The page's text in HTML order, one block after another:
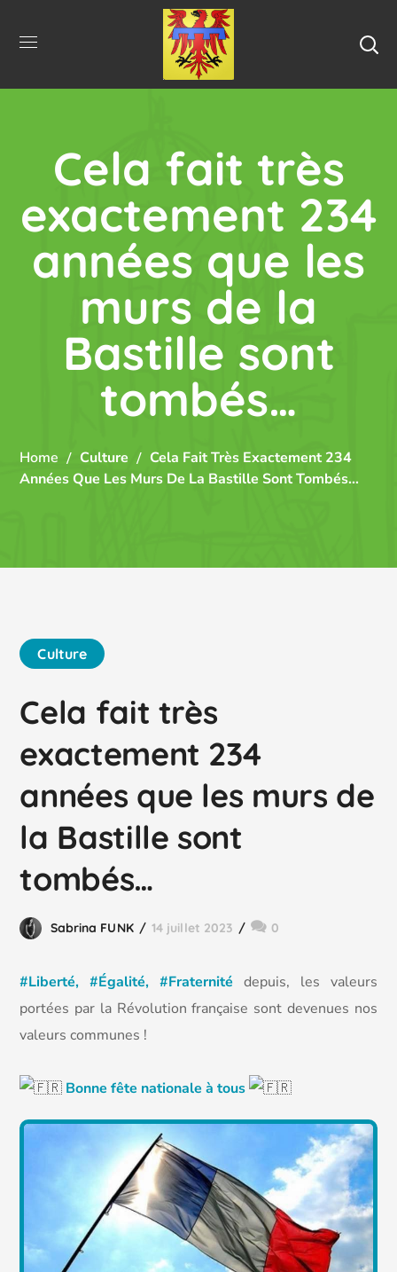
Cela fait très
exactement 234
années que les
murs de la
Bastille sont
tombés…
Home Culture
Cela Fait Très Exactement 234
Années Que Les Murs De La Bastille Sont Tombés…
Culture
Cela fait très
exactement 234
années que les murs de
la Bastille sont
tombés…
Sabrina FUNK 14 juillet 2023 0
#Liberté, #Égalité, #Fraternité depuis, les valeurs
portées par la Révolution française sont devenues nos
valeurs communes !
Bonne fête nationale à tous